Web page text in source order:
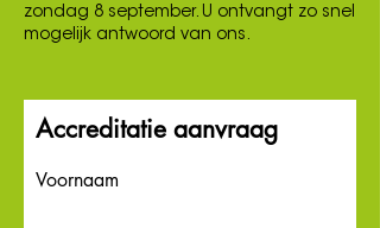
zondag 8 september. U ontvangt zo snel
mogelijk antwoord van ons.
Accreditatie aanvraag
Voornaam